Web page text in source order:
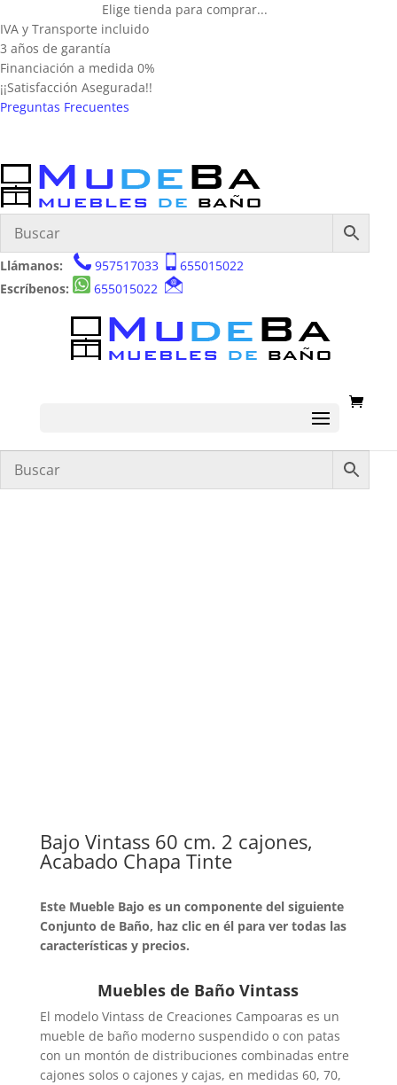
Elige tienda para comprar...
IVA y Transporte incluido
3 años de garantía
Financiación a medida 0%
¡¡Satisfacción Asegurada!!
Preguntas Frecuentes
Llámanos: 957517033
655015022
Escríbenos:
655015022
Bajo Vintass 60 cm. 2 cajones,
Acabado Chapa Tinte
Este Mueble Bajo es un componente del siguiente
Conjunto de Baño, haz clic en él para ver todas las
características y precios.
Muebles de Baño Vintass
El modelo Vintass de Creaciones Campoaras es un
mueble de baño moderno suspendido o con patas
con un montón de distribuciones combinadas entre
cajones solos o cajones y cajas, en medidas 60, 70,